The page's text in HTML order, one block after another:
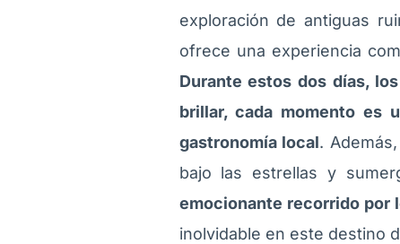
exploración de antiguas
ofrece una experiencia
Durante estos dos días,
brillar, cada momento es
gastronomía local.
bajo las estrellas y
emocionante recorrido por
inolvidable en este destino